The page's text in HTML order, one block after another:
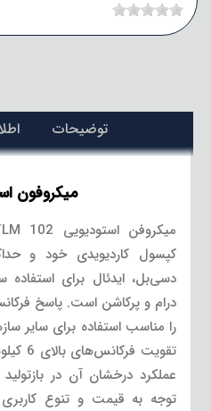
توضیحات
میکروفون
دسی‌بل، ایدئال برای استفاده
درام و پرکاشن است. پاسخ
را مناسب استفاده برای سایر
عملکرد درخشان آن در